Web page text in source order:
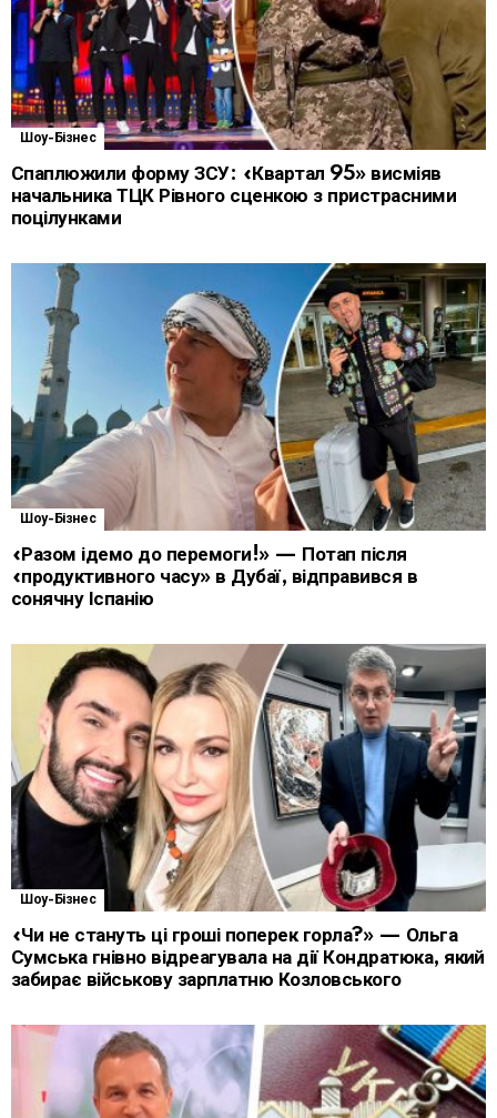
Шоу-Бізнес
Спаплюжили форму ЗСУ: «Квартал 95» висміяв
начальника ТЦК Рівного сценкою з пристрасними
поцілунками
Шоу-Бізнес
«Разом ідемо до перемоги!» — Потап після
«продуктивного часу» в Дубаї, відправився в
сонячну Іспанію
Шоу-Бізнес
«Чи не стануть ці гроші поперек горла?» — Ольга
Сумська гнівно відреагувала на дії Кондратюка, який
забирає військову зарплатню Козловського